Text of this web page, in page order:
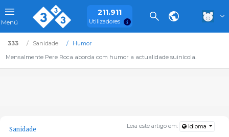
Menú
211.911
Utilizadores
333 Sanidade
Humor
Mensalmente Pere Roca aborda com humor a actualidade suinícola.
Leia este artigo em: Idioma
Sanidade